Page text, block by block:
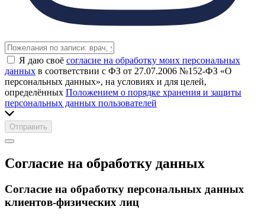
Я даю своё согласие на обработку моих персональных
данных в соответствии с ФЗ от 27.07.2006 №152-ФЗ «О
персональных данных», на условиях и для целей,
определённых Положением о порядке хранения и защиты
персональных данных пользователей
Отправить
Согласие на обработку данных
Согласие на обработку персональных данных
клиентов-физических лиц